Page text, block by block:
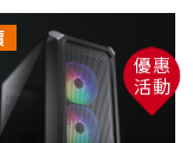
行斟酌對商品的
負擔零件更換的
優惠
活動